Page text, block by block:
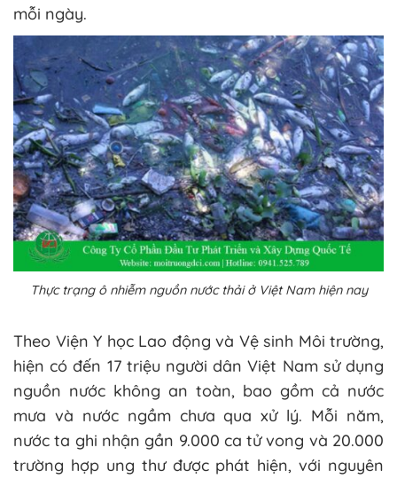
mỗi ngày.
Thực trạng ô nhiễm nguồn nước thải ở Việt Nam hiện nay
Theo Viện Y học Lao động và Vệ sinh Môi trường,
hiện có đến 17 triệu người dân Việt Nam sử dụng
nguồn nước không an toàn, bao gồm cả nước
mưa và nước ngầm chưa qua xử lý. Mỗi năm,
nước ta ghi nhận gần 9.000 ca tử vong và 20.000
trường hợp ung thư được phát hiện, với nguyên